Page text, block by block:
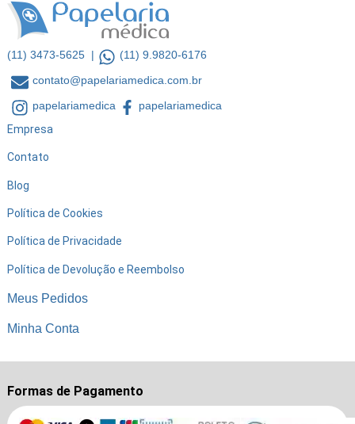
(11) 3473-5625 |
(11) 9.9820-6176
contato@papelariamedica.com.br
papelariamedica
papelariamedica
Empresa
Contato
Blog
Política de Cookies
Política de Privacidade
Política de Devolução e Reembolso
Meus Pedidos
Minha Conta
Formas de Pagamento